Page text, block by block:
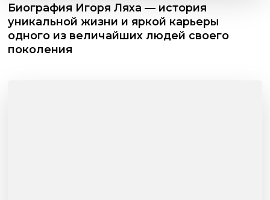
Биография Игоря Ляха — история
уникальной жизни и яркой карьеры
одного из величайших людей своего
поколения